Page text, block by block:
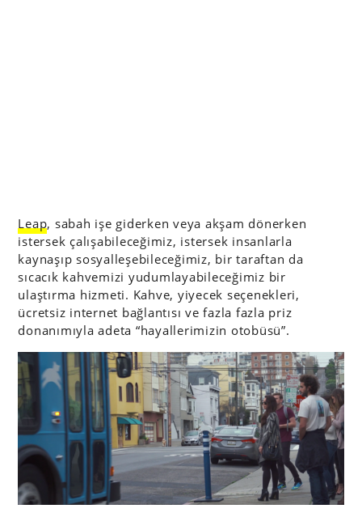
Leap, sabah işe giderken veya akşam dönerken
istersek çalışabileceğimiz, istersek insanlarla
kaynaşıp sosyalleşebileceğimiz, bir taraftan da
sıcacık kahvemizi yudumlayabileceğimiz bir
ulaştırma hizmeti. Kahve, yiyecek seçenekleri,
ücretsiz internet bağlantısı ve fazla fazla priz
donanımıyla adeta “hayallerimizin otobüsü”.